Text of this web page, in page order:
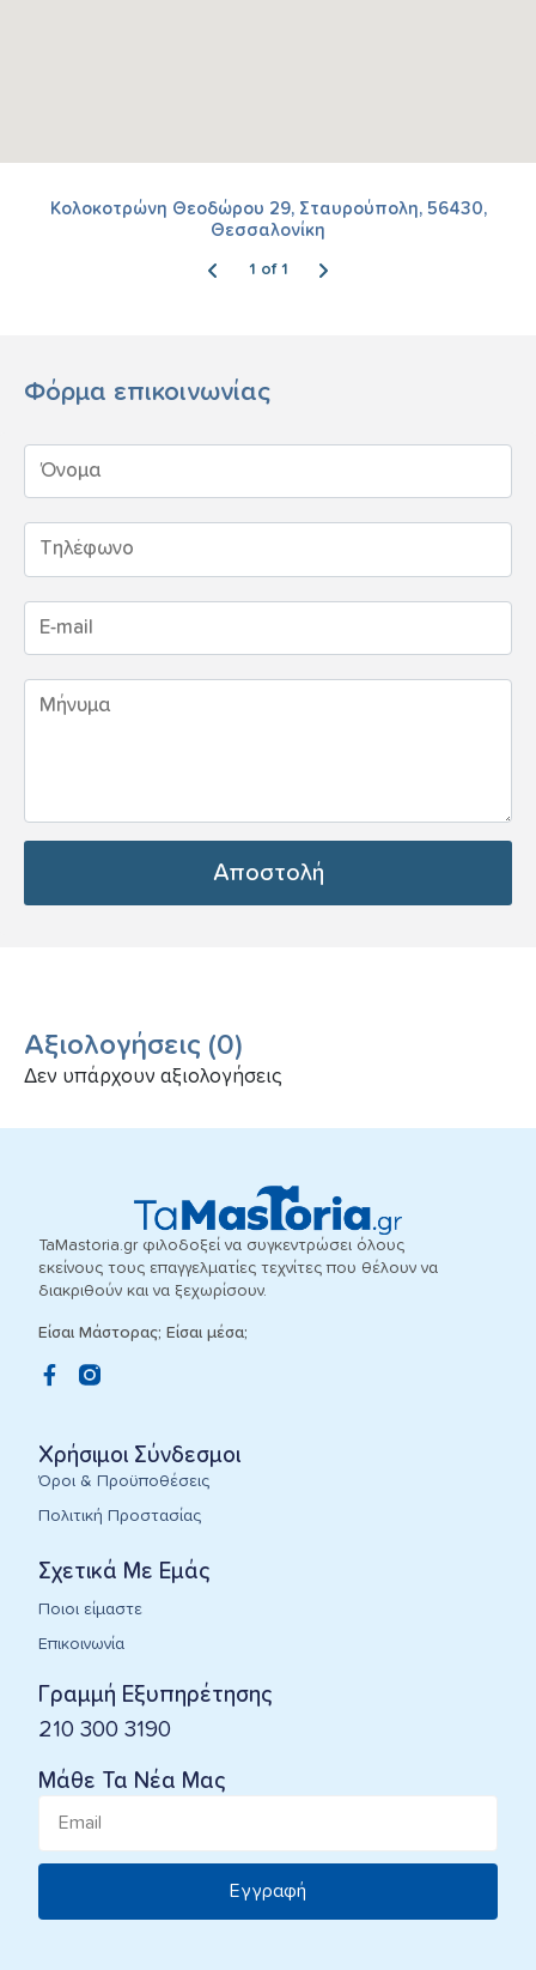
Κολοκοτρώνη Θεοδώρου 29, Σταυρούπολη, 56430,
Θεσσαλονίκη
1 of 1
Φόρμα επικοινωνίας
Αποστολή
Αξιολογήσεις (0)
Δεν υπάρχουν αξιολογήσεις
TaMastoria.gr φιλοδοξεί να συγκεντρώσει όλους
εκείνους τους επαγγελματίες τεχνίτες που θέλουν να
διακριθούν και να ξεχωρίσουν.
Είσαι Μάστορας; Είσαι μέσα;
Σχετικά Με Εμάς
Ποιοι είμαστε
Επικοινωνία
Γραμμή Εξυπηρέτησης
210 300 3190
Χρήσιμοι Σύνδεσμοι
Όροι & Προϋποθέσεις
Πολιτική Προστασίας
Μάθε Τα Νέα Μας
Εγγραφή